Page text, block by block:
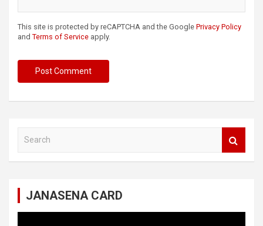
This site is protected by reCAPTCHA and the Google Privacy Policy
and Terms of Service apply.
JANASENA CARD